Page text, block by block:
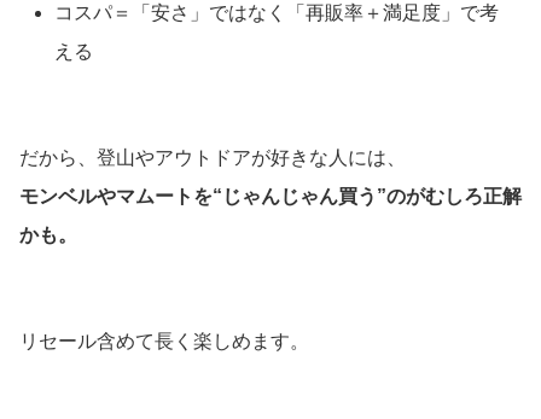
コスパ＝「安さ」ではなく「再販率＋満足度」で考
える
だから、登山やアウトドアが好きな人には、
モンベルやマムートを“じゃんじゃん買う”のがむしろ正解
かも。
リセール含めて長く楽しめます。